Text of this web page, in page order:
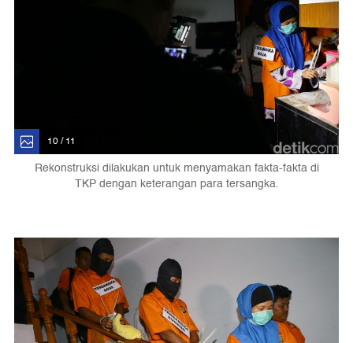
10 / 11
Rekonstruksi dilakukan untuk menyamakan fakta-fakta di
TKP dengan keterangan para tersangka.